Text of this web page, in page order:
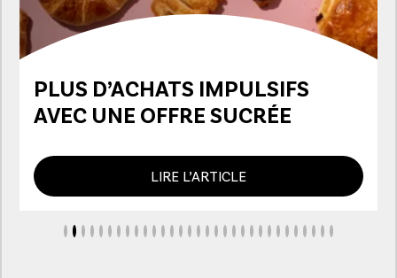
PLUS D’ACHATS IMPULSIFS
AVEC UNE OFFRE SUCRÉE
LIRE L’ARTICLE